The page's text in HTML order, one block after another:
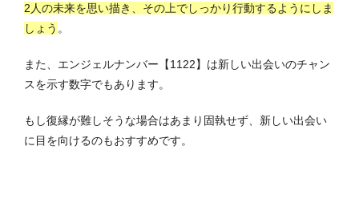
2人の未来を思い描き、その上でしっかり行動するようにしま
しょう 。
また、エンジェルナンバー【1122】は新しい出会いのチャン
スを示す数字でもあります。
もし復縁が難しそうな場合はあまり固執せず、新しい出会い
に目を向けるのもおすすめです。